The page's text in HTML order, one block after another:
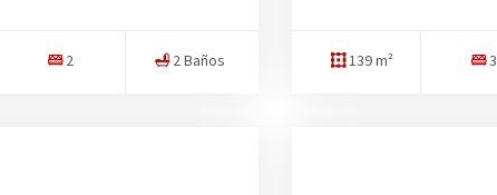
2 2 Baños 139 m² 3